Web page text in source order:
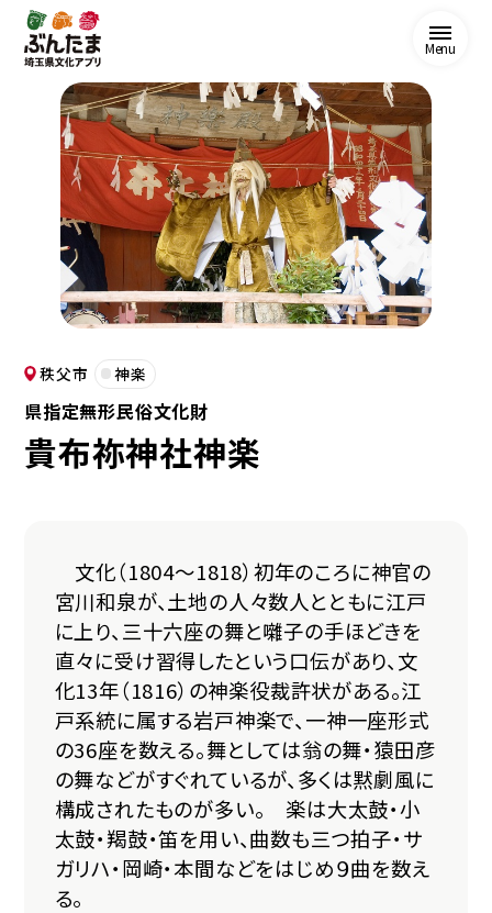
Menu
秩父市 神楽
県指定無形民俗文化財
貴布祢神社神楽
文化（1804～1818）初年のころに神官の
宮川和泉が、土地の人々数人とともに江戸
に上り、三十六座の舞と囃子の手ほどきを
直々に受け習得したという口伝があり、文
化13年（1816）の神楽役裁許状がある。江
戸系統に属する岩戸神楽で、一神一座形式
の36座を数える。舞としては翁の舞・猿田彦
の舞などがすぐれているが、多くは黙劇風に
構成されたものが多い。 楽は大太鼓・小
太鼓・羯鼓・笛を用い、曲数も三つ拍子・サ
ガリハ・岡崎・本間などをはじめ９曲を数え
る。